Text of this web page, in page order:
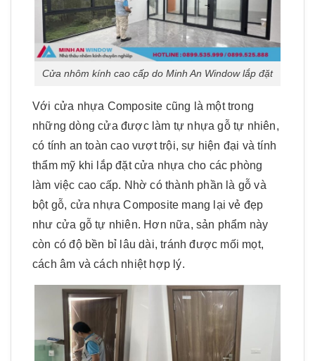
Cửa nhôm kính cao cấp do Minh An Window lắp đặt
Với cửa nhựa Composite cũng là một trong
những dòng cửa được làm tự nhựa gỗ tự nhiên,
có tính an toàn cao vượt trội, sự hiện đại và tính
thẩm mỹ khi lắp đặt cửa nhựa cho các phòng
làm việc cao cấp. Nhờ có thành phần là gỗ và
bột gỗ, cửa nhựa Composite mang lại vẻ đẹp
như cửa gỗ tự nhiên. Hơn nữa, sản phẩm này
còn có độ bền bỉ lâu dài, tránh được mối mọt,
cách âm và cách nhiệt hợp lý.